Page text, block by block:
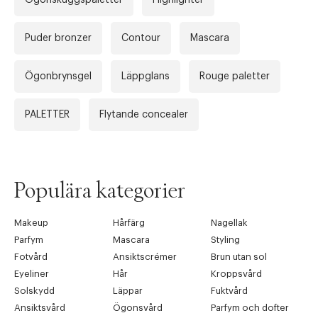
Puder bronzer Contour Mascara
Ögonbrynsgel Läppglans Rouge paletter
PALETTER Flytande concealer
Populära kategorier
Makeup Hårfärg
Nagellak
Parfym
Mascara
Styling
Fotvård
Ansiktscrémer
Brun utan sol
Eyeliner
Hår
Kroppsvård
Solskydd
Läppar
Fuktvård
Ansiktsvård
Ögonsvård
Parfym och dofter